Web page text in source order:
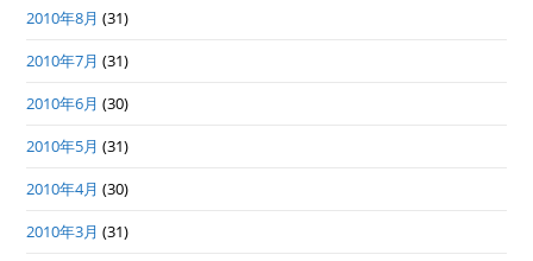
2010年8月 (31)
2010年7月 (31)
2010年6月 (30)
2010年5月 (31)
2010年4月 (30)
2010年3月 (31)